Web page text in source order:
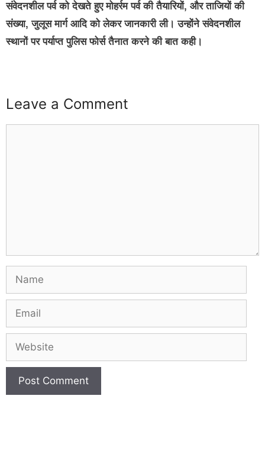
संवेदनशील पर्व को देखते हुए मोहर्रम पर्व की तैयारियों, और ताजियों की
संख्या, जुलूस मार्ग आदि को लेकर जानकारी ली। उन्होंने संवेदनशील
स्थानों पर पर्याप्त पुलिस फोर्स तैनात करने की बात कही।
Leave a Comment